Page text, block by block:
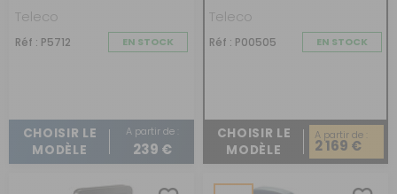
Teleco
Réf : P5712 EN STOCK
CHOISIR LE
MODÈLE
A partir de :
239 €
Teleco
Réf : P00505 EN STOCK
CHOISIR LE
MODÈLE
A partir de :
2 169 €